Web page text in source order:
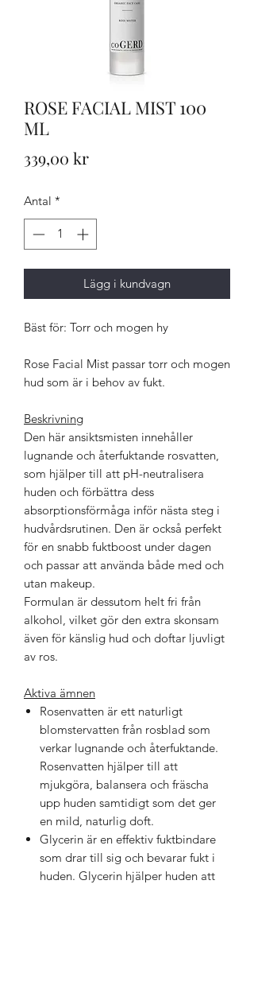
ROSE FACIAL MIST 100
ML
339,00 krPris
Antal *
Lägg i kundvagn
Bäst för: Torr och mogen hy
Rose Facial Mist passar torr och mogen
hud som är i behov av fukt.
Beskrivning
Den här ansiktsmisten innehåller
lugnan­de och återfuktande rosvatten,
som hjälper till att pH-neutralisera
huden och förbättra dess
absorptionsförmåga inför nästa steg i
hudvårdsrutinen. Den är också perfekt
för en snabb fuktboost under dagen
och passar att använda både med och
utan makeup.
Formulan är dessutom helt fri från
alkohol, vilket gör den extra skonsam
även för känslig hud och doftar ljuvligt
av ros.
Aktiva ämnen
Rosenvatten är ett naturligt
blomstervatten från rosblad som
verkar lugnande och återfuktande.
Rosenvatten hjälper till att
mjukgöra, balansera och fräscha
upp huden samtidigt som det ger
en mild, naturlig doft.
Glycerin är en effektiv fuktbindare
som drar till sig och bevarar fukt i
huden. Glycerin hjälper huden att